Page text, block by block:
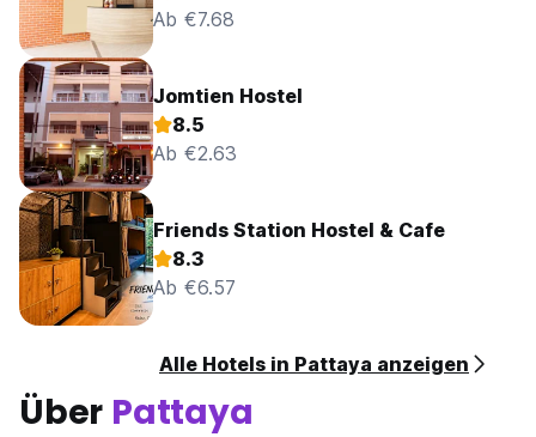
Ab €7.68
Jomtien Hostel
8.5
Ab €2.63
Friends Station Hostel & Cafe
8.3
Ab €6.57
Alle Hotels in Pattaya anzeigen
Über Pattaya